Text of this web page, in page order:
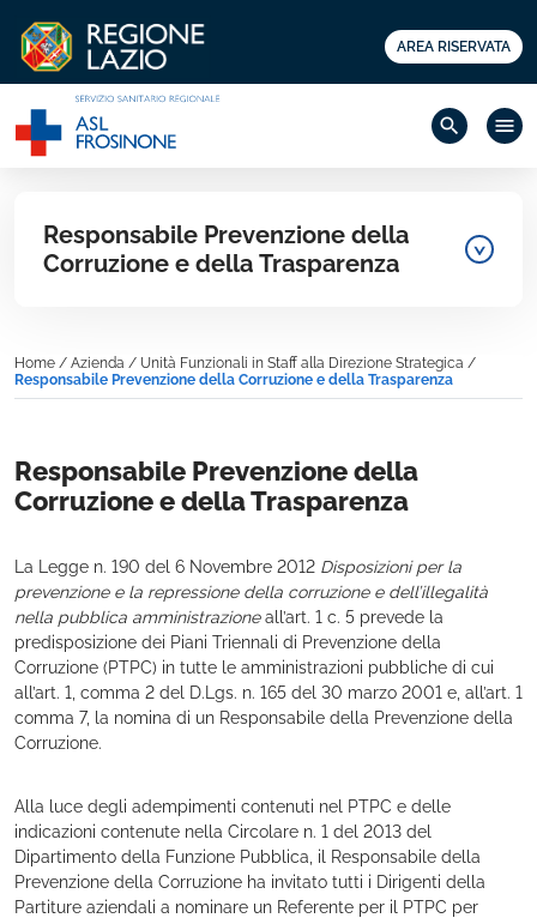
AREA RISERVATA
search menu
Responsabile Prevenzione della
Corruzione e della Trasparenza
Home / Azienda / Unità Funzionali in Staff alla Direzione Strategica /
Responsabile Prevenzione della Corruzione e della Trasparenza
Responsabile Prevenzione della
Corruzione e della Trasparenza
La Legge n. 190 del 6 Novembre 2012 Disposizioni per la
prevenzione e la repressione della corruzione e dell’illegalità
nella pubblica amministrazioneall’art. 1 c. 5 prevede la
predisposizione dei Piani Triennali di Prevenzione della
Corruzione (PTPC) in tutte le amministrazioni pubbliche di cui
all’art. 1, comma 2 del D.Lgs. n. 165 del 30 marzo 2001 e, all’art. 1
comma 7, la nomina di un Responsabile della Prevenzione della
Corruzione.
Alla luce degli adempimenti contenuti nel PTPC e delle
indicazioni contenute nella Circolare n. 1 del 2013 del
Dipartimento della Funzione Pubblica, il Responsabile della
Prevenzione della Corruzione ha invitato tutti i Dirigenti della
Partiture aziendali a nominare un Referente per il PTPC per